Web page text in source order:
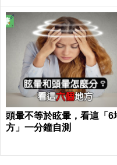
頭暈不等於眩暈，看這「6
方」一分鐘自測